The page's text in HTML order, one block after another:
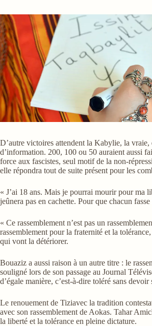
D’autre victoires attendent la Kabylie, la vraie,
d’information. 200, 100 ou 50 auraient aussi
force aux fascistes, seul motif de la non-
elle répondra tout de suite présent pour les
« J’ai 18 ans. Mais je pourrai mourir pour ma
jeûnera pas en cachette. Pour que chacun
« Ce rassemblement n’est pas un
rassemblement pour la fraternité et la
qui vont la détériorer.
Bouaziz a aussi raison à un autre titre : le
souligné lors de son passage au Journal
d’égale manière, c’est-à-dire toléré sans devoir
Le renouement de Tiziavec la tradition
avec son rassemblement de Aokas. Tahar
la liberté et la tolérance en pleine dictature.